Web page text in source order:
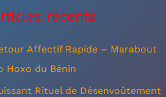
récents
Affectif Rapide – Marabout
Hoxo du Bénin
Rituel de Désenvoûtement